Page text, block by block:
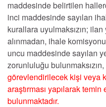
maddesinde belirtilen
inci maddesinde sayılan
kurallara uyulmaksızın;
alınmadan, ihale
uncu maddesinde sayılan
zorunluluğu bulunmaksızın,
görevlendirilecek kişi veya
araştırması yapılarak
bulunmaktadır.